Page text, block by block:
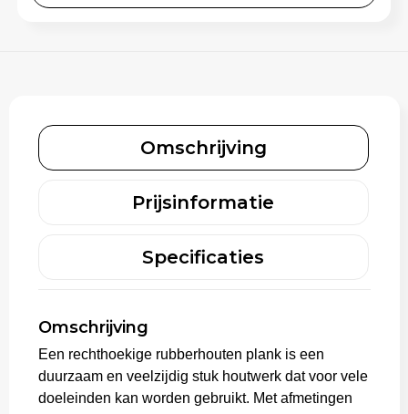
Tablettassen
Trolleys
Omschrijving
Prijsinformatie
Specificaties
Omschrijving
Een rechthoekige rubberhouten plank is een
duurzaam en veelzijdig stuk houtwerk dat voor vele
doeleinden kan worden gebruikt. Met afmetingen